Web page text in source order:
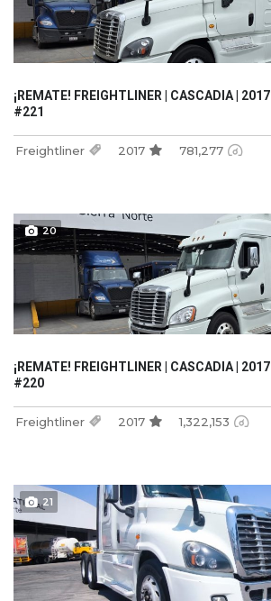
¡REMATE! FREIGHTLINER | CASCADIA | 2017 |
#221
Freightliner 2017 781,277
20
¡REMATE! FREIGHTLINER | CASCADIA | 2017 |
#220
Freightliner 2017 1,322,153
21